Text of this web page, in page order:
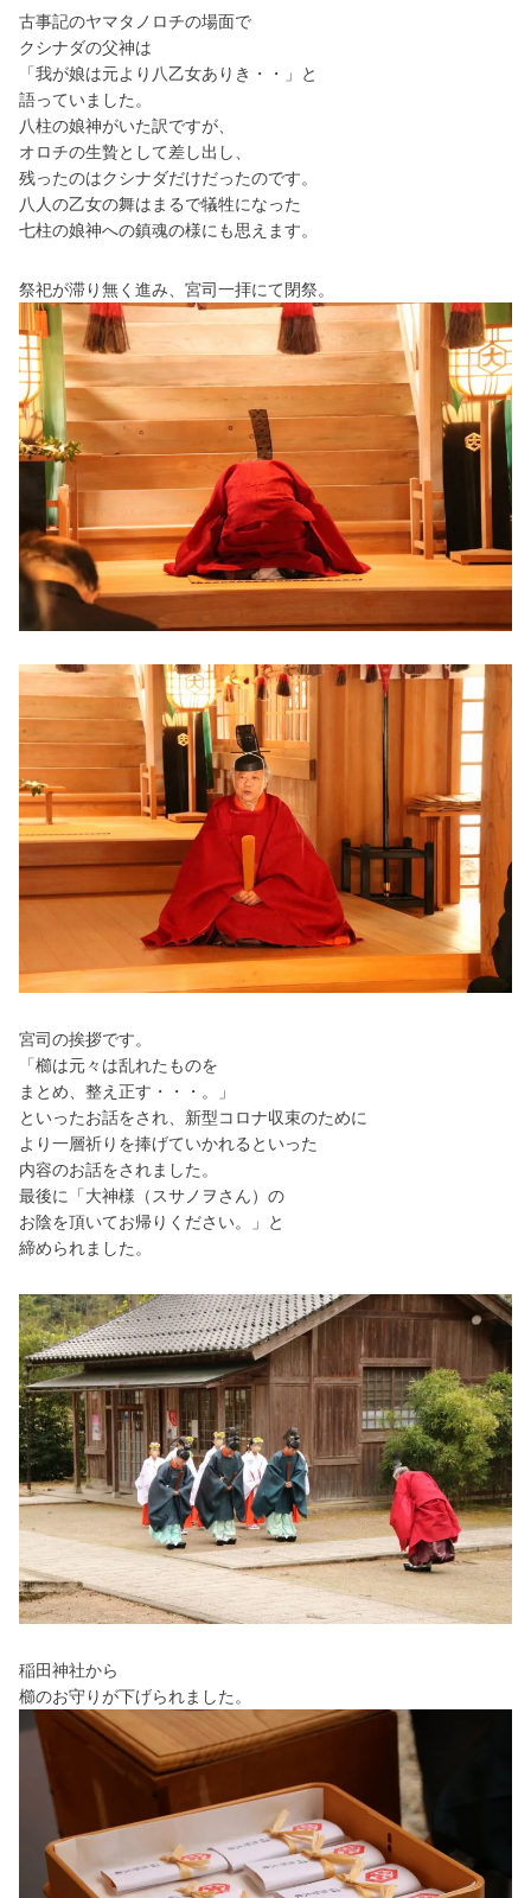
古事記のヤマタノロチの場面で
クシナダの父神は
「我が娘は元より八乙女ありき・・」と
語っていました。
八柱の娘神がいた訳ですが、
オロチの生贄として差し出し、
残ったのはクシナダだけだったのです。
八人の乙女の舞はまるで犠牲になった
七柱の娘神への鎮魂の様にも思えます。
祭祀が滞り無く進み、宮司一拝にて閉祭。
宮司の挨拶です。
「櫛は元々は乱れたものを
まとめ、整え正す・・・。」
といったお話をされ、新型コロナ収束のために
より一層祈りを捧げていかれるといった
内容のお話をされました。
最後に「大神様（スサノヲさん）の
お陰を頂いてお帰りください。」と
締められました。
稲田神社から
櫛のお守りが下げられました。